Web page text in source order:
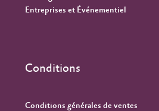
Entreprises et Événementiel
Conditions
Conditions générales de ventes